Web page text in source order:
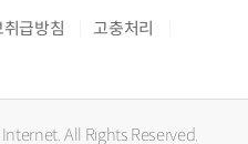
급방침
고충처리
All Rights Reserved.